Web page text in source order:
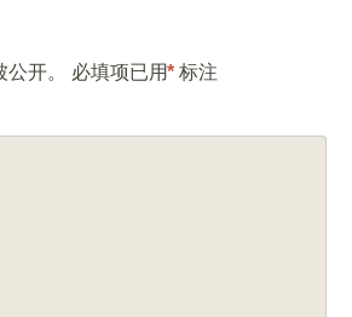
开。 必填项已用* 标注